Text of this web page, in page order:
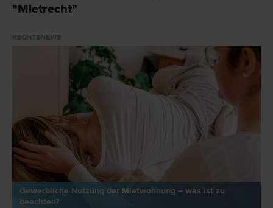
"Mietrecht"
Gewerbliche Nutzung der Mietwohnung – was ist zu
beachten?